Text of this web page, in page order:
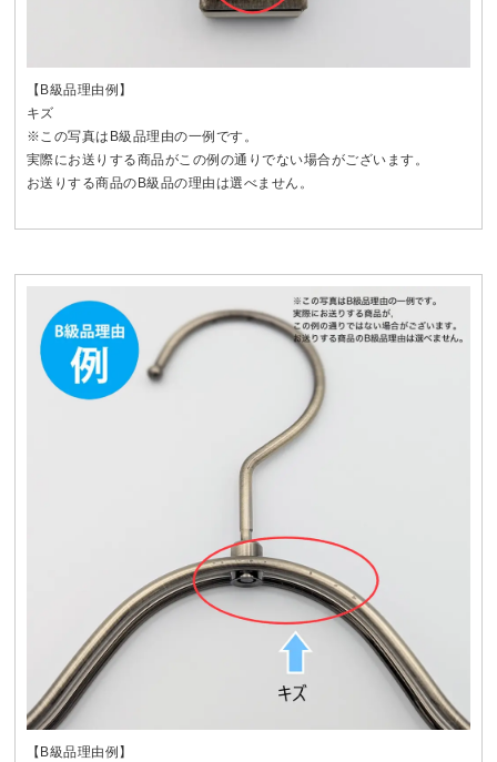
【B級品理由例】
キズ
※この写真はB級品理由の一例です。
実際にお送りする商品がこの例の通りでない場合がございます。
お送りする商品のB級品の理由は選べません。
【B級品理由例】